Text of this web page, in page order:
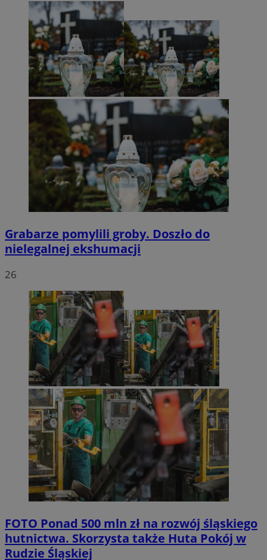
Grabarze pomylili groby. Doszło do
nielegalnej ekshumacji
26
FOTO Ponad 500 mln zł na rozwój śląskiego
hutnictwa. Skorzysta także Huta Pokój w
Rudzie Śląskiej